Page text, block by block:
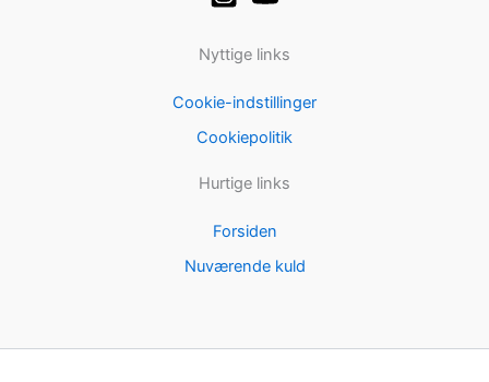
Nyttige links
Cookie-indstillinger
Cookiepolitik
Hurtige links
Forsiden
Nuværende kuld